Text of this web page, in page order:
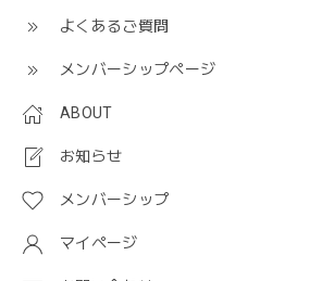
よくあるご質問
メンバーシップページ
ABOUT
お知らせ
メンバーシップ
マイページ